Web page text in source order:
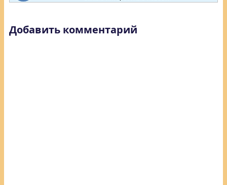
Добавить комментарий